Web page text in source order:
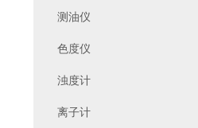
测油仪
色度仪
浊度计
离子计